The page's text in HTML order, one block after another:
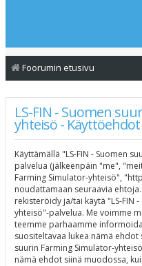
Foorumin etusivu
LS-FIN - Suomen
yhteisö - Käyttöehdot
Käyttämällä "LS-FIN - Suomen
palvelua (jälkeenpäin "me",
Farming Simulator-yhteisö",
noudattamaan seuraavia
rekisteröidy ja/tai käytä "LS-FIN
yhteisö"-palvelua. Me voimme
teemme parhaamme
suositeltavaa lukea nämä ehdot
suurin Farming Simulator-
nämä ehdot siinä muodossa,